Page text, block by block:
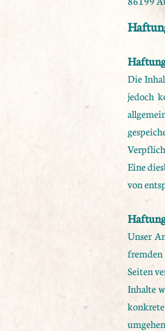
Die
jedoch
Eine
von
Unser
fremden
Seiten
Inhalte